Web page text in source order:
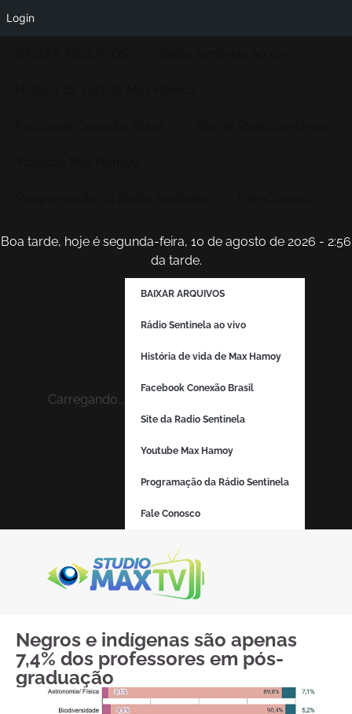
Boa tarde, hoje é segunda-feira, 10 de agosto de 2026 - 2:56
da tarde.
Carregando...
BAIXAR ARQUIVOS
Rádio Sentinela ao vivo
História de vida de Max Hamoy
Facebook Conexão Brasil
Site da Radio Sentinela
Youtube Max Hamoy
Programação da Rádio Sentinela
Fale Conosco
Negros e indígenas são apenas
7,4% dos professores em pós-
graduação
Login